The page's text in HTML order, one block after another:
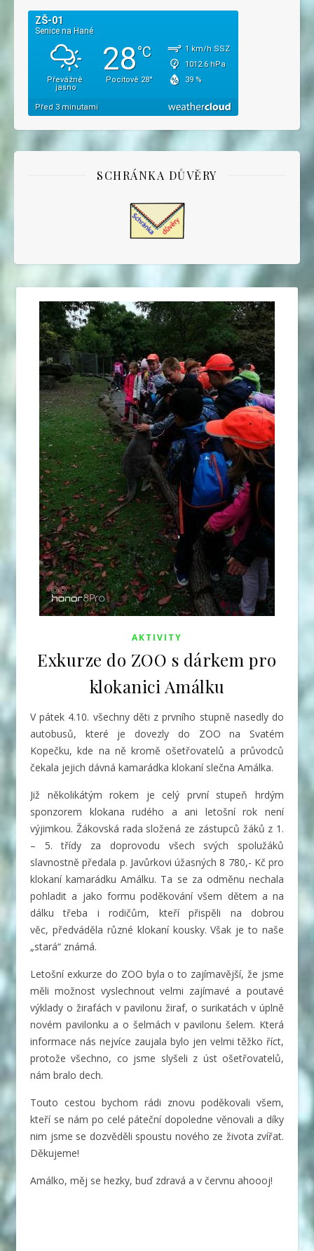
SCHRÁNKA DŮVĚRY
AKTIVITY
Exkurze do ZOO s dárkem pro
klokanici Amálku
V pátek 4.10. všechny děti z prvního stupně nasedly do
autobusů, které je dovezly do ZOO na Svatém
Kopečku, kde na ně kromě ošetřovatelů a průvodců
čekala jejich dávná kamarádka klokaní slečna Amálka.
Již několikátým rokem je celý první stupeň hrdým
sponzorem klokana rudého a ani letošní rok není
výjimkou. Žákovská rada složená ze zástupců žáků z 1.
– 5. třídy za doprovodu všech svých spolužáků
slavnostně předala p. Javůrkovi úžasných 8 780,- Kč pro
klokaní kamarádku Amálku. Ta se za odměnu nechala
pohladit a jako formu poděkování všem dětem a na
dálku třeba i rodičům, kteří přispěli na dobrou
věc, předváděla různé klokaní kousky. Však je to naše
„stará“ známá.
Letošní exkurze do ZOO byla o to zajímavější, že jsme
měli možnost vyslechnout velmi zajímavé a poutavé
výklady o žirafách v pavilonu žiraf, o surikatách v úplně
novém pavilonku a o šelmách v pavilonu šelem. Která
informace nás nejvíce zaujala bylo jen velmi těžko říct,
protože všechno, co jsme slyšeli z úst ošetřovatelů,
nám bralo dech.
Touto cestou bychom rádi znovu poděkovali všem,
kteří se nám po celé páteční dopoledne věnovali a díky
nim jsme se dozvěděli spoustu nového ze života zvířat.
Děkujeme!
Amálko, měj se hezky, buď zdravá a v červnu ahoooj!